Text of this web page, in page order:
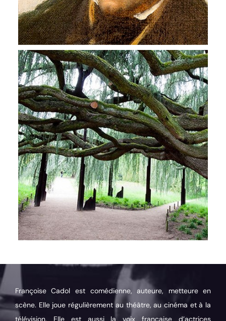
Françoise Cadol est comédienne, auteure, metteure en
scène. Elle joue régulièrement au théâtre, au cinéma et à la
télévision. Elle est aussi la voix française d’actrices